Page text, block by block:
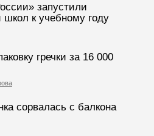
запустили
школ к учебному году
гречки за 16 000
сорвалась с балкона